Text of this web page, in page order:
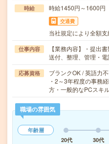
時給 時給1450円～1600円
交通費
当社規定により全額支
仕事内容
【業務内容】・提出
送付、整理、管理・
応募資格
ブランクOK / 英語力
・2～3年程度の事務
方・一般的なPCス
職場の雰囲気
年齢層
20代
30代